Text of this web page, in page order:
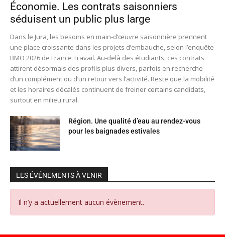
Économie. Les contrats saisonniers
séduisent un public plus large
Dans le Jura, les besoins en main-d’œuvre saisonnière prennent
une place croissante dans les projets d’embauche, selon l’enquête
BMO 2026 de France Travail. Au-delà des étudiants, ces contrats
attirent désormais des profils plus divers, parfois en recherche
d’un complément ou d’un retour vers l’activité. Reste que la mobilité
et les horaires décalés continuent de freiner certains candidats,
surtout en milieu rural.
Région. Une qualité d’eau au rendez-vous
pour les baignades estivales
LES ÉVÉNEMENTS À VENIR
Il n’y a actuellement aucun évènement.